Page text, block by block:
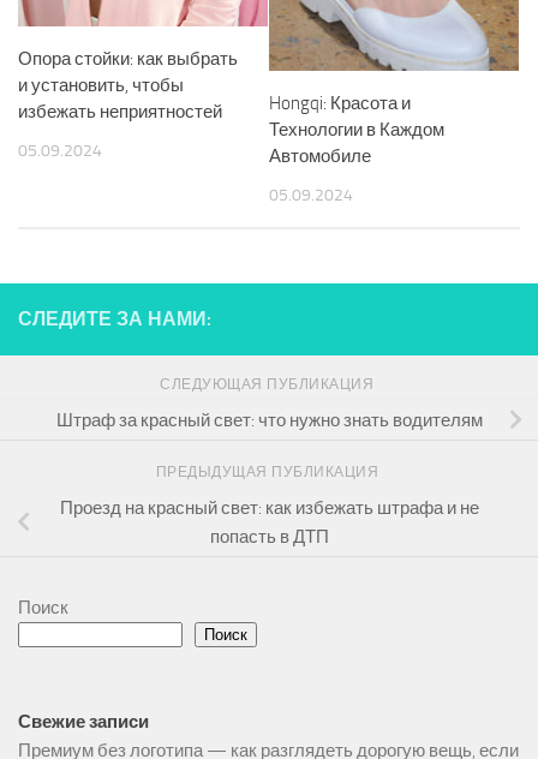
Опора стойки: как выбрать
и установить, чтобы
избежать неприятностей
05.09.2024
Hongqi: Красота и
Технологии в Каждом
Автомобиле
05.09.2024
СЛЕДИТЕ ЗА НАМИ:
СЛЕДУЮЩАЯ ПУБЛИКАЦИЯ
Штраф за красный свет: что нужно знать водителям
ПРЕДЫДУЩАЯ ПУБЛИКАЦИЯ
Проезд на красный свет: как избежать штрафа и не
попасть в ДТП
Поиск
Поиск
Свежие записи
Премиум без логотипа — как разглядеть дорогую вещь, если